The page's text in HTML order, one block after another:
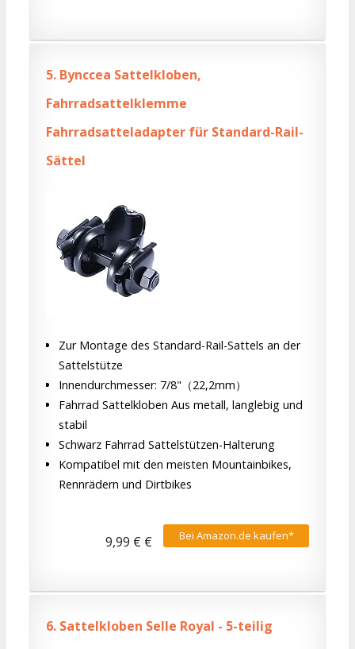
5. Bynccea Sattelkloben,
Fahrradsattelklemme
Fahrradsatteladapter für Standard-Rail-
Sättel
Zur Montage des Standard-Rail-Sattels an der
Sattelstütze
Innendurchmesser: 7/8"（22,2mm）
Fahrrad Sattelkloben Aus metall, langlebig und
stabil
Schwarz Fahrrad Sattelstützen-Halterung
Kompatibel mit den meisten Mountainbikes,
Rennrädern und Dirtbikes
Bei Amazon.de kaufen*
9,99 € €
6. Sattelkloben Selle Royal - 5-teilig